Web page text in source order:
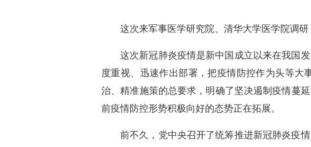
这次来军事医学研究院、清华大学医学院调
这次新冠肺炎疫情是新中国成立以来在我国
度重视、迅速作出部署，把疫情防控作为头等
治、精准施策的总要求，明确了坚决遏制疫情蔓
前疫情防控形势积极向好的态势正在拓展。
前不久，党中央召开了统筹推进新冠肺炎疫